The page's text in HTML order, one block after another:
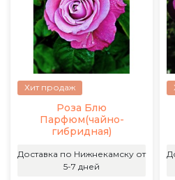
Хит продаж
Роза Блю
Парфюм(чайно-
гибридная)
Доставка по Нижнекамску от
5-7 дней